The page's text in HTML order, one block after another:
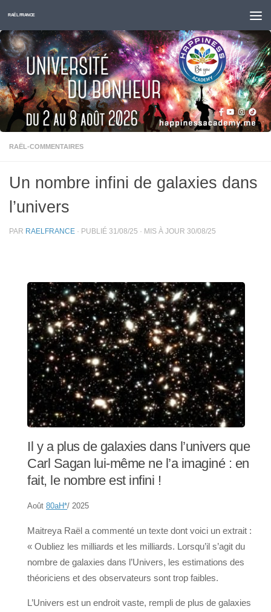
Skip to content
RAËL FRANCE
RAËL-COMMENTAIRES
Un nombre infini de galaxies dans
l’univers
PAR RAELFRANCE · PUBLIÉ 31/08/25 · MIS À JOUR 30/08/25
Il y a plus de galaxies dans l’univers que
Carl Sagan lui-même ne l’a imaginé : en
fait, le nombre est infini !
Août 80aH*/ 2025
Maitreya Raël a commenté un texte dont voici un extrait :
« Oubliez les milliards et les milliards. Lorsqu’il s’agit du
nombre de galaxies dans l’Univers, les estimations des
théoriciens et des observateurs sont trop faibles.
L’Univers est un endroit vaste, rempli de plus de galaxies